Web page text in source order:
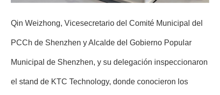
Qin Weizhong, Vicesecretario del Comité Municipal del
PCCh de Shenzhen y Alcalde del Gobierno Popular
Municipal de Shenzhen, y su delegación inspeccionaron
el stand de KTC Technology, donde conocieron los